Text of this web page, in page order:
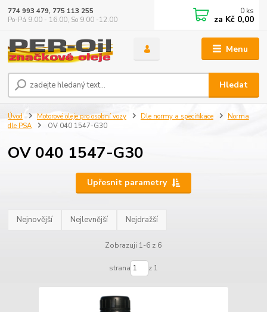
Menu
Hledat
774 993 479, 775 113 255
Po-Pá 9.00 - 16.00, So 9.00 -12.00
0 ks
za Kč 0,00
Úvod Motorové oleje pro osobní vozy Dle normy a specifikace
Norma
dle PSA
OV 040 1547-G30
OV 040 1547-G30
Upřesnit parametry
Nejnovější Nejlevnější Nejdražší
Zobrazuji 1-6 z 6
strana z 1